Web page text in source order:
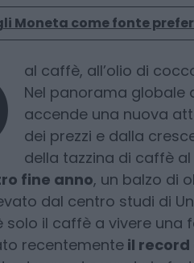
Moneta come fonte
al caffè, all’olio di
Nel panorama globale
accende una nuova
dei prezzi e dalla
della tazzina di caffè
fine anno, un balzo di